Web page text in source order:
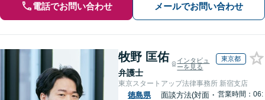
電話でお問い合わせ メールでお問い合わせ
牧野 匡佑
弁護士
インタビュ
ーを見る
東京都
東京スタートアップ法律事務所 新宿支店
徳島県
面談方法(対面・ 営業時間：06: